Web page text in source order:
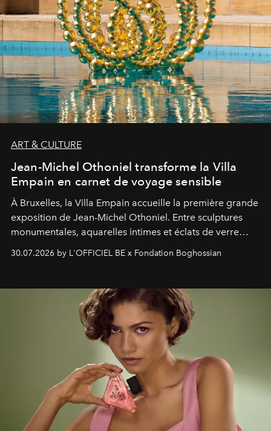
ART & CULTURE
Jean-Michel Othoniel transforme la Villa
Empain en carnet de voyage sensible
À Bruxelles, la Villa Empain accueille la première grande
exposition de Jean-Michel Othoniel. Entre sculptures
monumentales, aquarelles intimes et éclats de verre
soufflé, l’artiste français compose un itinéraire
émotionnel où chaque œuvre devient le souvenir
émerveillement.
30.07.2026 by L'OFFICIEL BE x Fondation Boghossian